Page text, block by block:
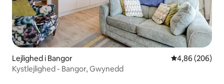
Lejlighed i Bangor 4,86 ud af 5 i
4,86 (206)
Kystlejlighed - Bangor, Gwynedd